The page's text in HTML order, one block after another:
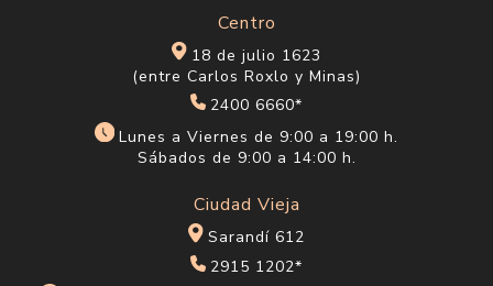
Centro
18 de julio 1623
(entre Carlos Roxlo y Minas)
2400 6660*
Lunes a Viernes de 9:00 a 19:00 h.
Sábados de 9:00 a 14:00 h.
Ciudad Vieja
Sarandí 612
2915 1202*